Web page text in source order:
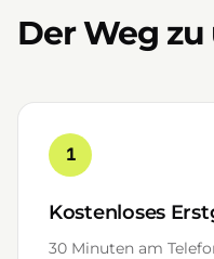
Der Weg
1
Kostenloses
30 Minuten am